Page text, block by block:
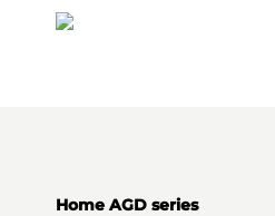
Home AGD series